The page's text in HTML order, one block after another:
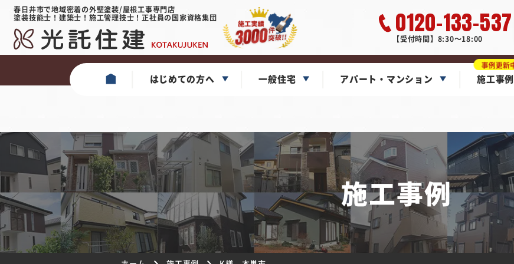
春日井市で地域密着の外壁塗装/屋根工事専門店
塗装技能士！建築士！施工管理技士！正社員の国家資格集団
0120-133-537
【受付時間】8:30～18:00
はじめての方へ 一般住宅 アパート・マンション 施工事例
施工事例